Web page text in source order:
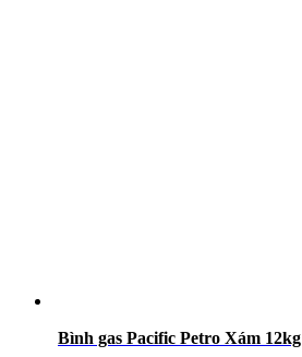
Bình gas Pacific Petro Xám 12kg